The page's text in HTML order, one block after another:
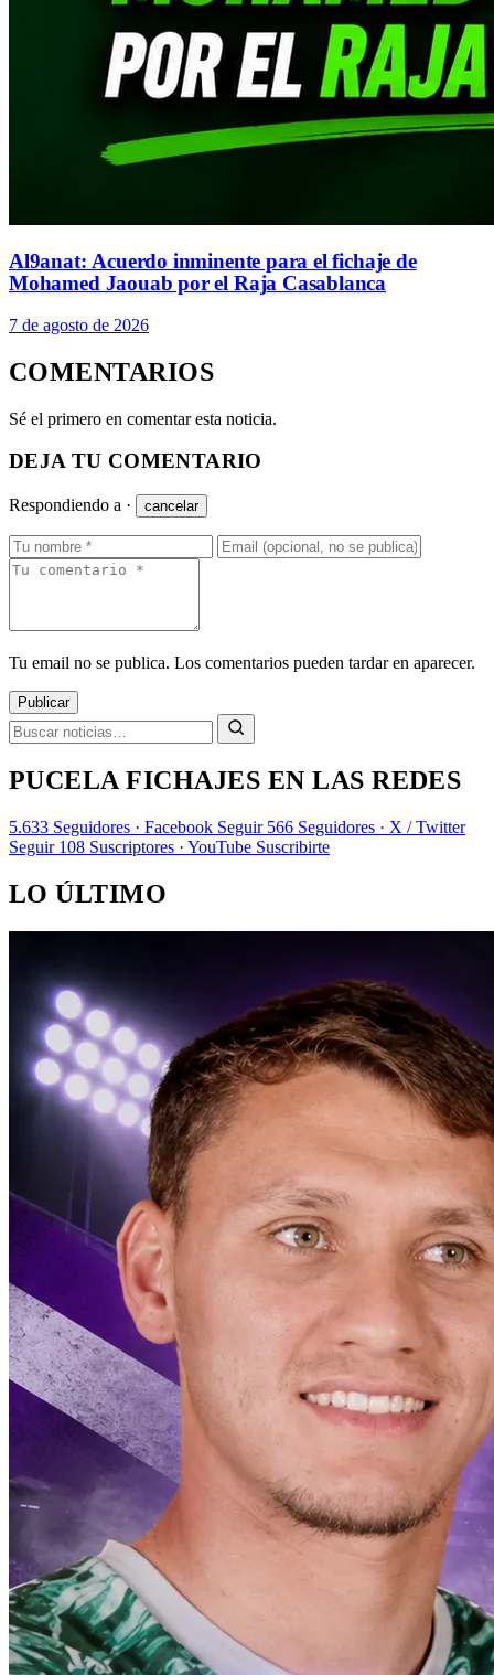
Al9anat: Acuerdo inminente para el fichaje de
Mohamed Jaouab por el Raja Casablanca
7 de agosto de 2026
COMENTARIOS
Sé el primero en comentar esta noticia.
DEJA TU COMENTARIO
Respondiendo a · cancelar
Tu email no se publica. Los comentarios pueden tardar en aparecer.
Publicar
PUCELA FICHAJES EN LAS REDES
5.633 Seguidores · Facebook Seguir 566 Seguidores · X / Twitter
Seguir 108 Suscriptores · YouTube Suscribirte
LO ÚLTIMO